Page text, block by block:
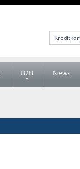
B2B News